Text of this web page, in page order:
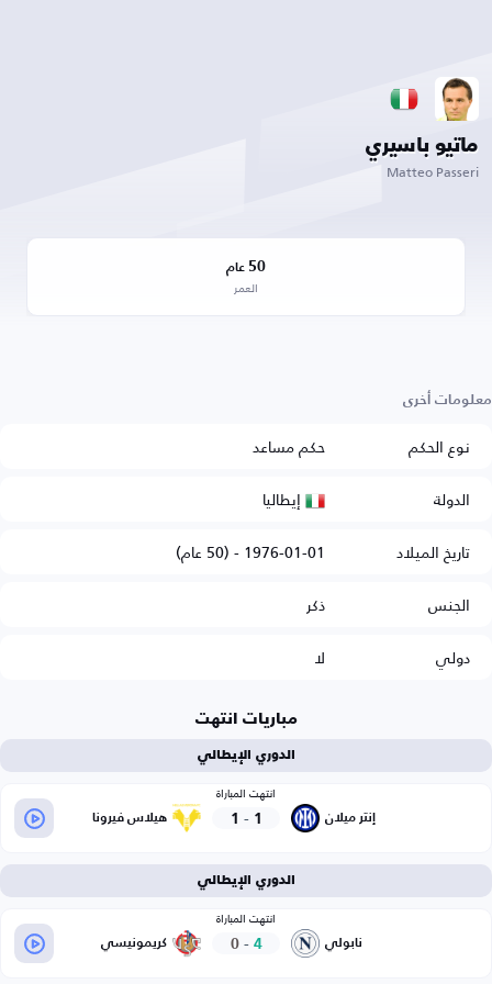
ماتيو باسيري
Matteo Passeri
50 عام
العمر
معلومات أخرى
نوع الحكم
حكم مساعد
الدولة
إيطاليا
تاريخ الميلاد
1976-01-01 - (50 عام)
الجنس
ذكر
دولي
لا
مباريات انتهت
الدوري الإيطالي
إنتر ميلان
انتهت المباراة
1
-
1 هيلاس فيرونا
الدوري الإيطالي
نابولي
انتهت المباراة
4
-
0 كريمونيسي